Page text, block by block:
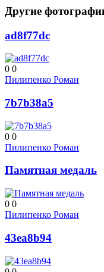
Другие
ad8f77dc
0 0
Пилипенко Роман
7b7b38a5
0 0
Пилипенко Роман
Памятная медаль
0 0
Пилипенко Роман
43ea8b94